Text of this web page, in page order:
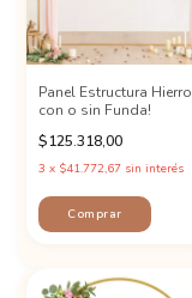
Panel Estructura Hierro
con o sin Funda!
$125.318,00
3 x $41.772,67 sin interés
Comprar